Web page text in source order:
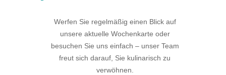
Werfen Sie regelmäßig einen Blick auf
unsere aktuelle Wochenkarte oder
besuchen Sie uns einfach – unser Team
freut sich darauf, Sie kulinarisch zu
verwöhnen.